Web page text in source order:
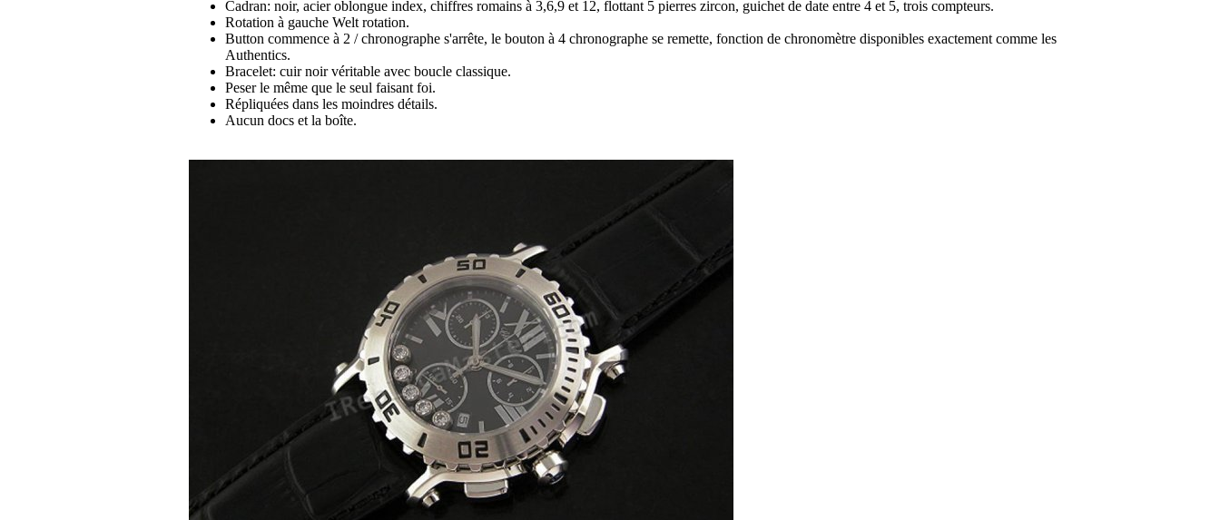
Cadran: noir, acier oblongue index, chiffres romains à 3,6,9 et 12, flottant 5 pierres zircon, guichet de date entre 4 et 5, trois compteurs.
Rotation à gauche Welt rotation.
Button commence à 2 / chronographe s'arrête, le bouton à 4 chronographe se remette, fonction de chronomètre disponibles exactement comme les
Authentics.
Bracelet: cuir noir véritable avec boucle classique.
Peser le même que le seul faisant foi.
Répliquées dans les moindres détails.
Aucun docs et la boîte.